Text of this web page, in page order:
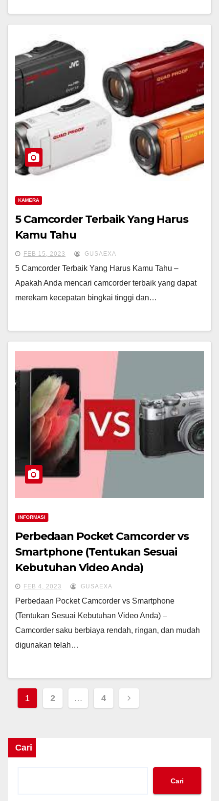
KAMERA
5 Camcorder Terbaik Yang Harus
Kamu Tahu
FEB 15, 2023 GUSAEXA
5 Camcorder Terbaik Yang Harus Kamu Tahu –
Apakah Anda mencari camcorder terbaik yang dapat
merekam kecepatan bingkai tinggi dan…
INFORMASI
Perbedaan Pocket Camcorder vs
Smartphone (Tentukan Sesuai
Kebutuhan Video Anda)
FEB 4, 2023 GUSAEXA
Perbedaan Pocket Camcorder vs Smartphone
(Tentukan Sesuai Kebutuhan Video Anda) –
Camcorder saku berbiaya rendah, ringan, dan mudah
digunakan telah…
Paginasi
1 2 … 4
Cari
Cari